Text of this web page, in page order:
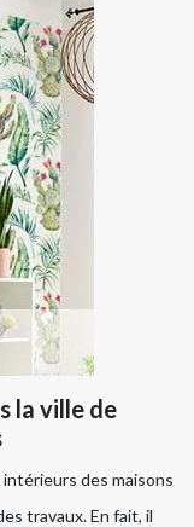
la ville de
des maisons
travaux. En fait, il